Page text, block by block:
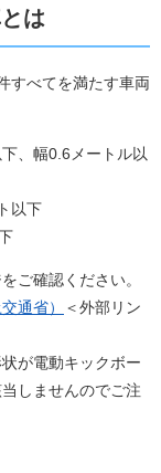
は
すべてを満たす車両
、幅0.6メートル以
以下
ご確認ください。
通省）
＜外部リン
が電動キックボー
しませんのでご注